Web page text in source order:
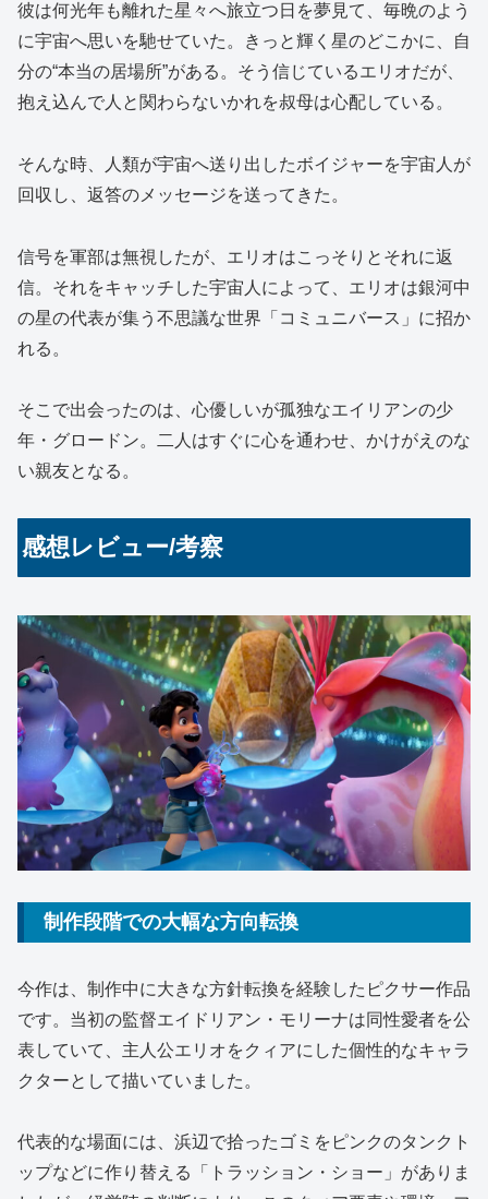
彼は何光年も離れた星々へ旅立つ日を夢見て、毎晩のよう
に宇宙へ思いを馳せていた。きっと輝く星のどこかに、自
分の“本当の居場所”がある。そう信じているエリオだが、
抱え込んで人と関わらないかれを叔母は心配している。
そんな時、人類が宇宙へ送り出したボイジャーを宇宙人が
回収し、返答のメッセージを送ってきた。
信号を軍部は無視したが、エリオはこっそりとそれに返
信。それをキャッチした宇宙人によって、エリオは銀河中
の星の代表が集う不思議な世界「コミュニバース」に招か
れる。
そこで出会ったのは、心優しいが孤独なエイリアンの少
年・グロードン。二人はすぐに心を通わせ、かけがえのな
い親友となる。
感想レビュー/考察
制作段階での大幅な方向転換
今作は、制作中に大きな方針転換を経験したピクサー作品
です。当初の監督エイドリアン・モリーナは同性愛者を公
表していて、主人公エリオをクィアにした個性的なキャラ
クターとして描いていました。
代表的な場面には、浜辺で拾ったゴミをピンクのタンクト
ップなどに作り替える「トラッション・ショー」がありま